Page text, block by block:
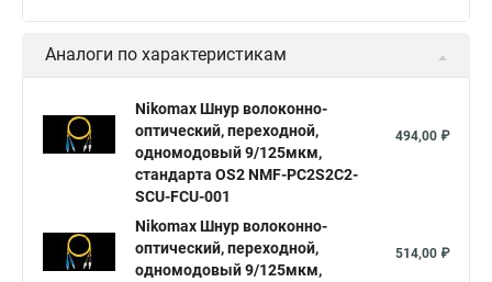
Аналоги по характеристикам
Nikomax Шнур волоконно-
оптический, переходной,
одномодовый 9/125мкм,
стандарта OS2 NMF-PC2S2C2-
SCU-FCU-001
494,00 ₽
Nikomax Шнур волоконно-
оптический, переходной,
одномодовый 9/125мкм,
514,00 ₽